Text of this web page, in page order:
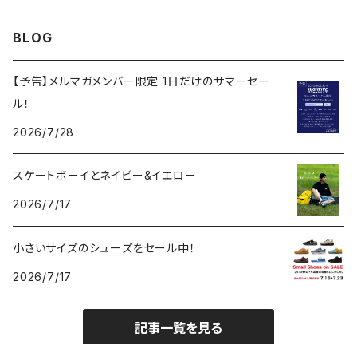
MELLOW CONCAVE LOVERS CLUB
DISQUALIFYING FOUL
ISHOD TENNIS BALL COLLECTION
NIKE SB FC COLLECTION
BLAZER MID
CHOCOLATE
BLOG
【予告】メルマガメンバー限定 1日だけのサマーセー
ル！
2026/7/28
スケートボーイとネイビー&イエロー
2026/7/17
小さいサイズのシューズをセール中！
2026/7/17
記事一覧を見る